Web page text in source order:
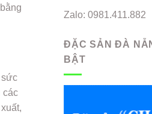
sức
các
Zalo: 0981.411.882
ĐẶC SẢN ĐÀ
BẬT